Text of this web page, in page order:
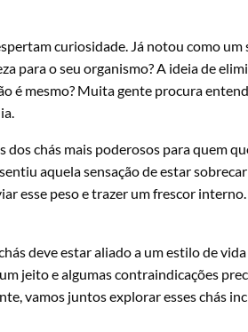
curiosidade. Já notou como
para o seu organismo? A ideia de
é mesmo? Muita gente procura
chás mais poderosos para quem
aquela sensação de estar
esse peso e trazer um frescor
deve estar aliado a um estilo de
jeito e algumas contraindicações
vamos juntos explorar esses chás